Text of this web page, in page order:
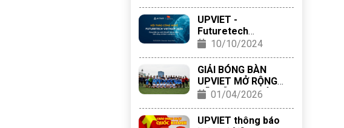
giới
UPVIET -
Futuretech
Vietnam 2024:
MỘT THẾ GIỚI
10/10/2024
GIẢI BÓNG BÀN
UPVIET MỞ RỘNG
ĐÃ DIỄN RA THÀNH
01/04/2026
UPVIET thông báo